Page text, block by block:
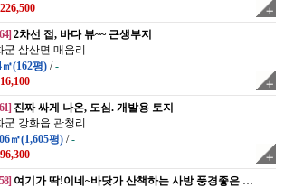
226,500
2차선 접, 바다 뷰~~ 근생부지
군 삼산면 매음리
㎡(162평) /-
16,100
진짜 싸게 나온, 도심. 개발용 토지
군 강화읍 관청리
㎡(1,605평) /-
96,300
여기가 딱!이네~바닷가 산책하는 사방 풍경좋은 쉼터!!